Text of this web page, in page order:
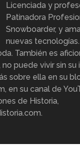
Licenciada y
Patinadora
Snowboarder, y
nuevas
También es
puede vivir sin su
sobre ella en su
en su canal de
de Historia,